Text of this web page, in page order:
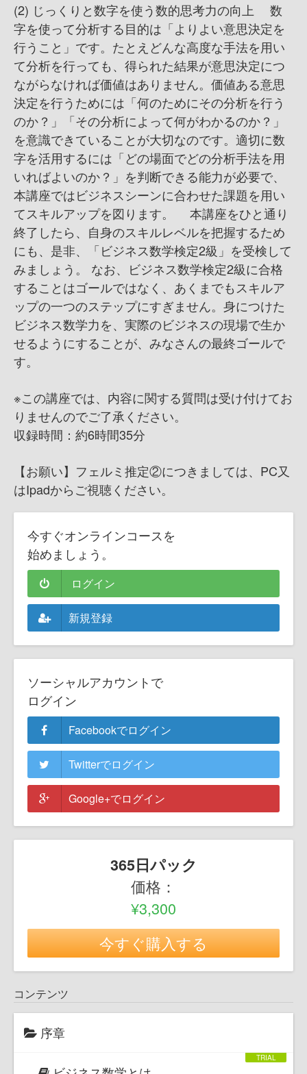
(2) じっくりと数字を使う数的思考力の向上 数
字を使って分析する目的は「よりよい意思決定を
行うこと」です。たとえどんな高度な手法を用い
て分析を行っても、得られた結果が意思決定につ
ながらなければ価値はありません。価値ある意思
決定を行うためには「何のためにその分析を行う
のか？」「その分析によって何がわかるのか？」
を意識できていることが大切なのです。適切に数
字を活用するには「どの場面でどの分析手法を用
いればよいのか？」を判断できる能力が必要で、
本講座ではビジネスシーンに合わせた課題を用い
てスキルアップを図ります。 本講座をひと通り
終了したら、自身のスキルレベルを把握するため
にも、是非、「ビジネス数学検定2級」を受検して
みましょう。 なお、ビジネス数学検定2級に合格
することはゴールではなく、あくまでもスキルア
ップの一つのステップにすぎません。身につけた
ビジネス数学力を、実際のビジネスの現場で生か
せるようにすることが、みなさんの最終ゴールで
す。
※この講座では、内容に関する質問は受け付けてお
りませんのでご了承ください。
収録時間：約6時間35分
【お願い】フェルミ推定②につきましては、PC又
はIpadからご視聴ください。
今すぐオンラインコースを
始めましょう。
ログイン
新規登録
ソーシャルアカウントで
ログイン
Facebookでログイン
Twitterでログイン
Google+でログイン
365日パック
価格：
¥3,300
今すぐ購入する
コンテンツ
序章